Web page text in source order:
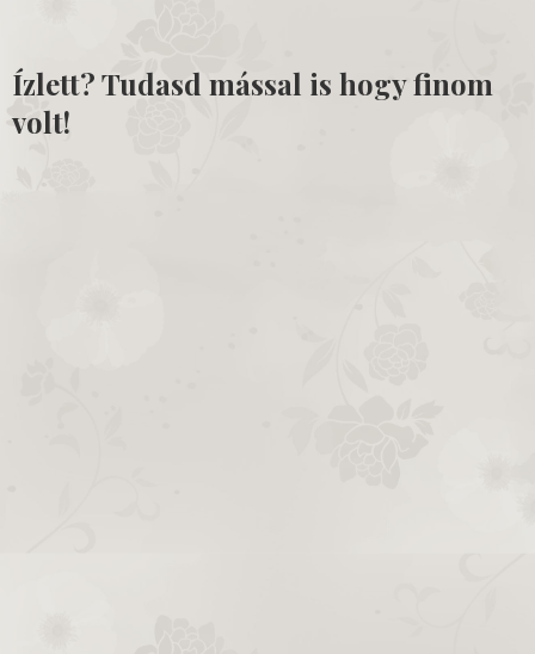
Ízlett? Tudasd mással is hogy finom
volt!